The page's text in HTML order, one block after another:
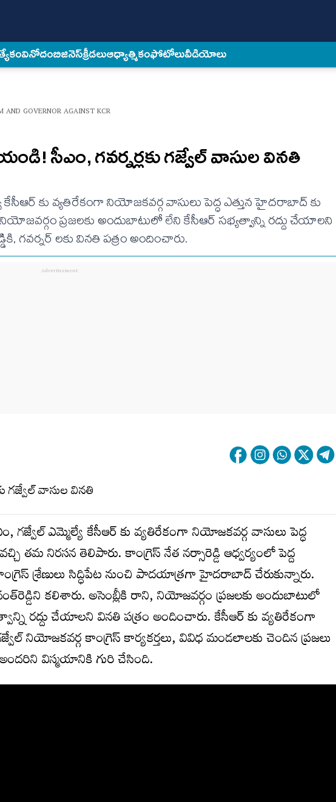
వినోదంబిజినెస్క్రీడలుఆధ్యాత్మికంఫోటోలువీడియోలు
AND GOVERNOR AGAINST KCR
సీఎం, గవర్నర్లకు గజ్వేల్ వాసుల వినతి
కు వ్యతిరేకంగా నియోజకవర్గ వాసులు పెద్ధ ఎత్తున హైదరాబాద్ కు
ప్రజలకు అందుబాటులో లేని కేసీఆర్‌ సభ్యత్వాన్ని రద్దు చేయాలని
గవర్నర్ లకు వినతి పత్రం అందించారు.
ఎమ్మెల్యే కేసీఆర్ కు వ్యతిరేకంగా నియోజకవర్గ వాసులు పెద్ధ
తమ నిరసన తెలిపారు. కాంగ్రెస్ నేత నర్సారెడ్డి ఆధ్వర్యంలో పెద్ద
శ్రేణులు సిద్ధిపేట నుంచి పాదయాత్రగా హైదరాబాద్ చేరుకున్నారు.
కలిశారు. అసెంబ్లీకి రాని, నియోజవర్గం ప్రజలకు అందుబాటులో
రద్దు చేయాలని వినతి పత్రం అందించారు. కేసీఆర్ కు వ్యతిరేకంగా
నియోజకవర్గ కాంగ్రెస్ కార్యకర్తలు, వివిధ మండలాలకు చెందిన ప్రజలు
విస్మయానికి గురి చేసింది.